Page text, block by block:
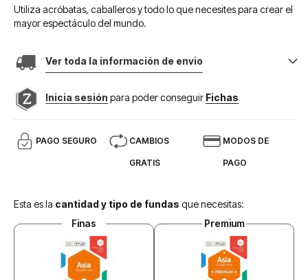
Utiliza acróbatas, caballeros y todo lo que necesites para crear el
mayor espectáculo del mundo.
Ver toda la información de envio
Inicia sesión para poder conseguir Fichas
PAGO SEGURO CAMBIOS
GRATIS
MODOS DE
PAGO
Esta es la cantidad y tipo de fundas que necesitas:
Finas
Premium